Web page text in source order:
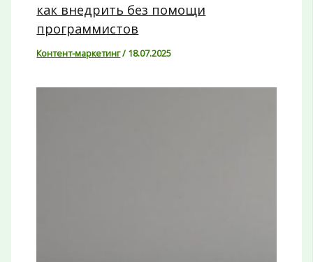
как внедрить без помощи
программистов
Контент-маркетинг/ 18.07.2025